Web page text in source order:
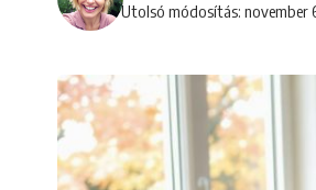
Utolsó módosítás: november